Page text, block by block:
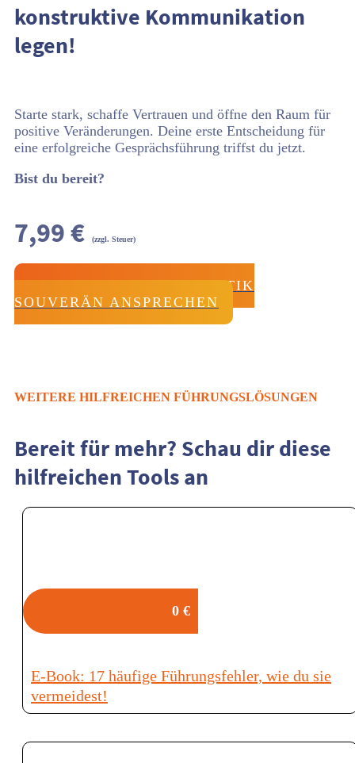
konstruktive Kommunikation
legen!
Starte stark, schaffe Vertrauen und öffne den Raum für
positive Veränderungen. Deine erste Entscheidung für
eine erfolgreiche Gesprächsführung triffst du jetzt.
Bist du bereit?
7,99 € (zzgl. Steuer)
JETZT KAUFEN UND KRITIK
SOUVERÄN ANSPRECHEN
WEITERE HILFREICHEN FÜHRUNGSLÖSUNGEN
Bereit für mehr? Schau dir diese
hilfreichen Tools an
0 €
E-Book: 17 häufige Führungsfehler, wie du sie
vermeidest!